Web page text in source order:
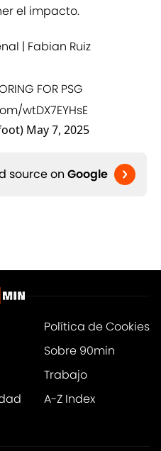
el impacto.
| Fabian Ruiz
FOR PSG
wtDX7EYHsE
May 7, 2025
source on Google
Política de Cookies
Sobre 90min
Trabajo
A-Z Index